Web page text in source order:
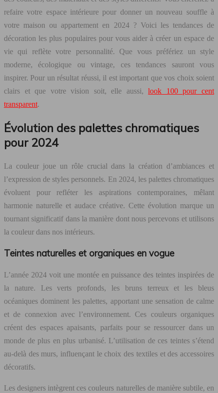
refaire votre espace intérieure pour donner un nouveau souffle à
votre maison ou appartement en 2024 ? Voici les tendances de
décoration les plus populaires pour vous aider à créer un espace de
vie qui reflète votre personnalité. Que vous préfériez un style
moderne, écologique ou vintage, ces tendances sauront vous
inspirer. Pour un résultat réussi, il est important que vos choix soient
clairs et que votre vision soit, elle aussi,look 100 pour cent
transparent.
Évolution des palettes chromatiques
pour 2024
La couleur joue un rôle crucial dans la création d’ambiances et
l’expression de styles personnels. En 2024, les palettes chromatiques
évoluent pour refléter les aspirations contemporaines, mêlant
harmonie naturelle et audace créative. Cette évolution marque un
tournant significatif dans la manière dont nous percevons et utilisons
la couleur dans nos intérieurs.
Teintes naturelles et organiques en vogue
L’année 2024 voit une montée en puissance des teintes inspirées de
la nature. Les verts profonds, les bruns terreux et les bleus
océaniques dominent les palettes, apportant une sensation de calme
et de connexion avec l’environnement. Ces couleurs organiques
créent des espaces apaisants, parfaits pour se ressourcer dans un
monde de plus en plus urbanisé. L’utilisation de ces teintes s’étend
au-delà des murs, influençant le choix des textiles et des accessoires
décoratifs.
Les designers intègrent ces couleurs naturelles de manière subtile, en